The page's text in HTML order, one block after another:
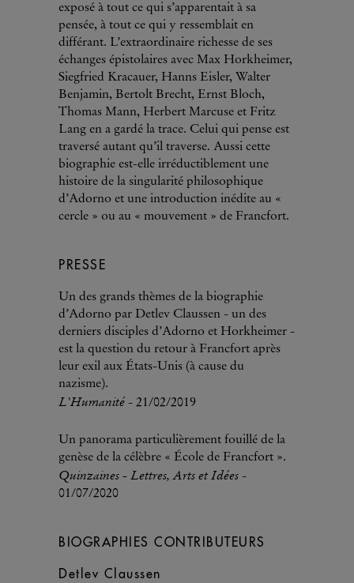
exposé à tout ce qui s’apparentait à sa
pensée, à tout ce qui y ressemblait en
différant. L’extraordinaire richesse de ses
échanges épistolaires avec Max Horkheimer,
Siegfried Kracauer, Hanns Eisler, Walter
Benjamin, Bertolt Brecht, Ernst Bloch,
Thomas Mann, Herbert Marcuse et Fritz
Lang en a gardé la trace. Celui qui pense est
traversé autant qu’il traverse. Aussi cette
biographie est-elle irréductiblement une
histoire de la singularité philosophique
d’Adorno et une introduction inédite au «
cercle » ou au « mouvement » de Francfort.
PRESSE
Un des grands thèmes de la biographie
d’Adorno par Detlev Claussen - un des
derniers disciples d’Adorno et Horkheimer -
est la question du retour à Francfort après
leur exil aux États-Unis (à cause du
nazisme).
L'Humanité - 21/02/2019
Un panorama particulièrement fouillé de la
genèse de la célèbre « École de Francfort ».
Quinzaines - Lettres, Arts et Idées -
01/07/2020
BIOGRAPHIES CONTRIBUTEURS
Detlev Claussen